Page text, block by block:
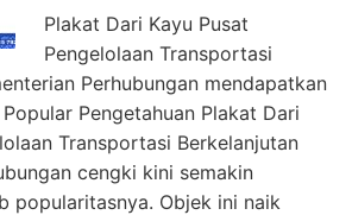
Plakat Dari Kayu Pusat
Pengelolaan Transportasi
Perhubungan mendapatkan
Pengetahuan Plakat Dari
Transportasi Berkelanjutan
cengki kini semakin
popularitasnya. Objek ini naik